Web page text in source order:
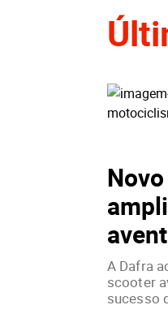
A Dafra
scooter
sucesso